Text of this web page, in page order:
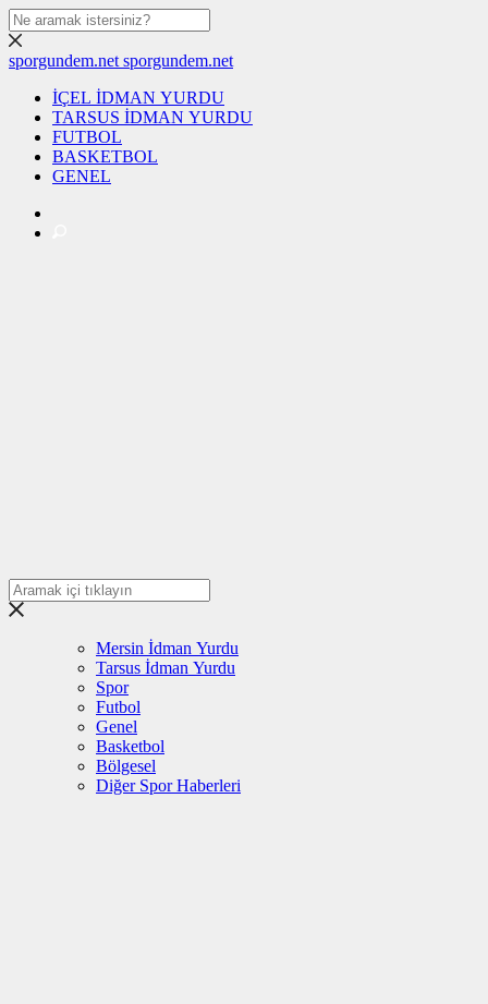
sporgundem.net sporgundem.net
İÇEL İDMAN YURDU
TARSUS İDMAN YURDU
FUTBOL
BASKETBOL
GENEL
Mersin İdman Yurdu
Tarsus İdman Yurdu
Spor
Futbol
Genel
Basketbol
Bölgesel
Diğer Spor Haberleri